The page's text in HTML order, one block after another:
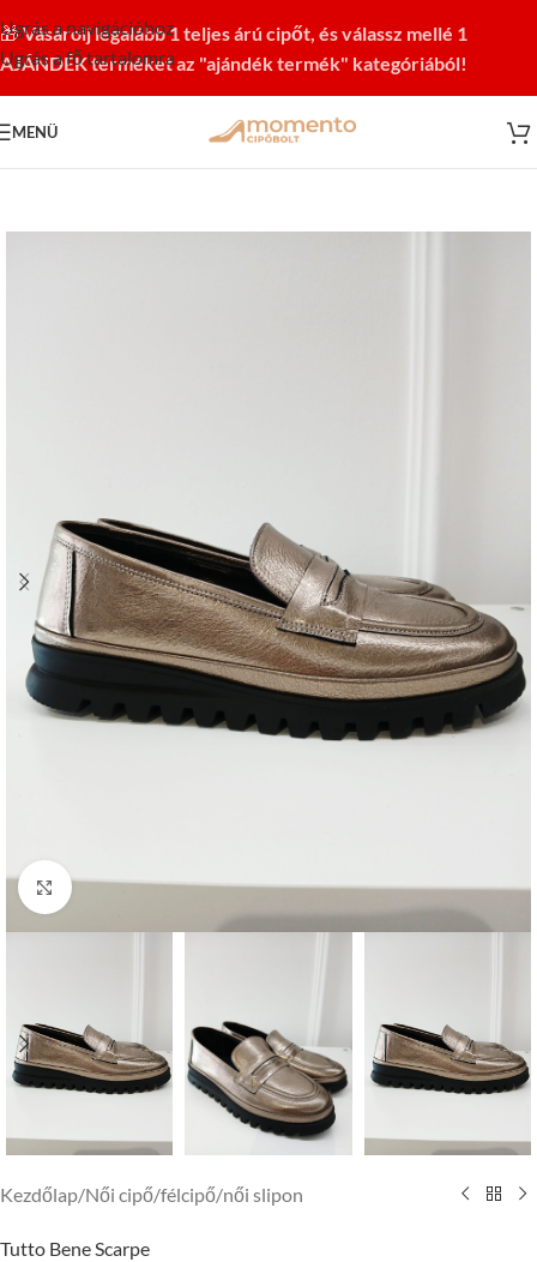
Ugrás a navigációhoz
Ugrás a fő tartalomra
🎁Vásárolj legalább 1 teljes árú cipőt, és válassz mellé 1
AJÁNDÉK terméket az "ajándék termék" kategóriából!
MENÜ
Kattintson a nagyításhoz
Kezdőlap/Női cipő/félcipő/női slipon
Tutto Bene Scarpe